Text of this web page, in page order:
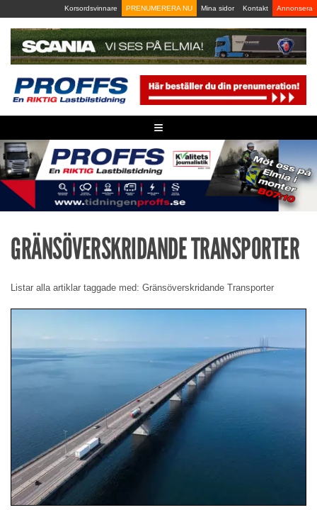
to
content
Korsordsvinnare PRENUMERERA NU Mina sidor Kontakt Annonsera
≡
GRÄNSÖVERSKRIDANDE TRANSPORTER
Listar alla artiklar taggade med: Gränsöverskridande Transporter